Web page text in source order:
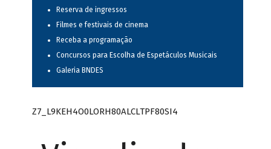
Reserva de ingressos
Filmes e festivais de cinema
Receba a programação
Concursos para Escolha de Espetáculos Musicais
Galeria BNDES
Z7_L9KEH4O0LORH80ALCLTPF80SI4